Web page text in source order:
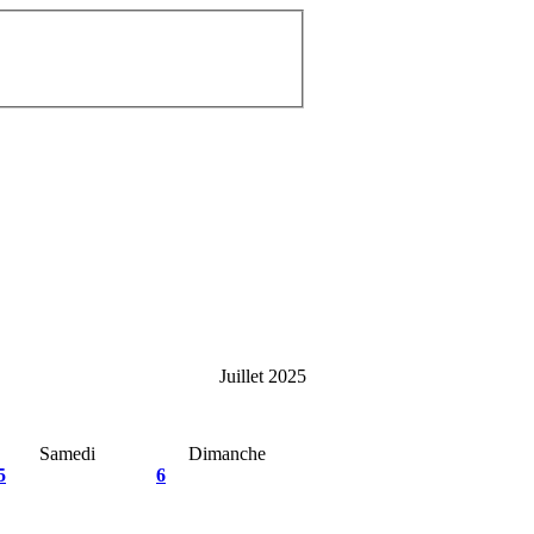
Juillet 2025
Samedi
Dimanche
6